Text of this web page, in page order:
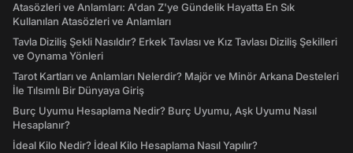
Atasözleri ve Anlamları: A'dan Z'ye Gündelik Hayatta En Sık
Kullanılan Atasözleri ve Anlamları
Tavla Diziliş Şekli Nasıldır? Erkek Tavlası ve Kız Tavlası Diziliş Şekilleri
ve Oynama Yönleri
Tarot Kartları ve Anlamları Nelerdir? Majör ve Minör Arkana Desteleri
İle Tılsımlı Bir Dünyaya Giriş
Burç Uyumu Hesaplama Nedir? Burç Uyumu, Aşk Uyumu Nasıl
Hesaplanır?
İdeal Kilo Nedir? İdeal Kilo Hesaplama Nasıl Yapılır?